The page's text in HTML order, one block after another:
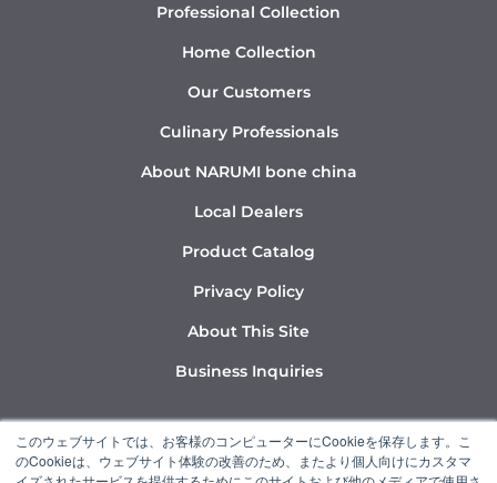
このウェブサイトでは、お客様のコンピューターにCookieを保存します。こ
のCookieは、ウェブサイト体験の改善のため、またより個人向けにカスタマ
Professional Collection
Home Collection
Our Customers
Culinary Professionals
About NARUMI bone china
Local Dealers
Product Catalog
Privacy Policy
About This Site
Business Inquiries
Y
o
I
n
L
i